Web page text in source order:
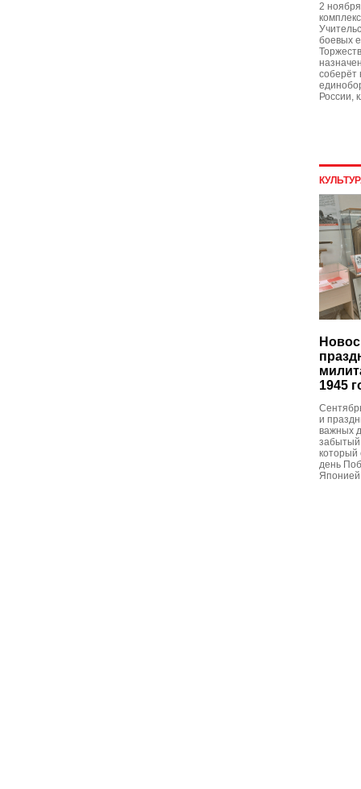
2
боевых
соберёт
России,
1945
и
важных
забытый
который
день